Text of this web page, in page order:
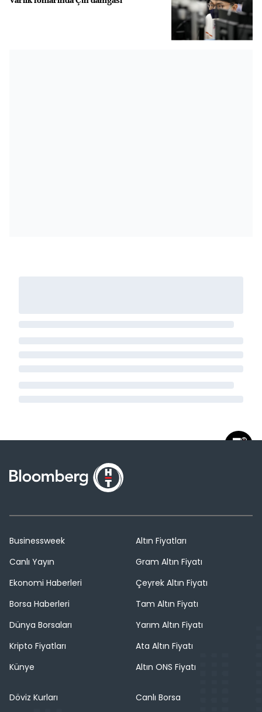
Businessweek
Canlı Yayın
Ekonomi Haberleri
Borsa Haberleri
Dünya Borsaları
Kripto Fiyatları
Künye
Altın Fiyatları
Gram Altın Fiyatı
Çeyrek Altın Fiyatı
Tam Altın Fiyatı
Yarım Altın Fiyatı
Ata Altın Fiyatı
Altın ONS Fiyatı
Döviz Kurları
Canlı Borsa